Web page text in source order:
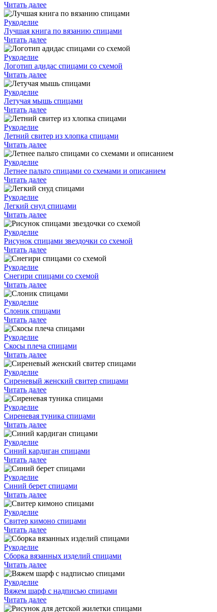
Читать далее
Рукоделие
Лучшая книга по вязанию спицами
Читать далее
Рукоделие
Логотип адидас спицами со схемой
Читать далее
Рукоделие
Летучая мышь спицами
Читать далее
Рукоделие
Летний свитер из хлопка спицами
Читать далее
Рукоделие
Летнее пальто спицами со схемами и описанием
Читать далее
Рукоделие
Легкий снуд спицами
Читать далее
Рукоделие
Рисунок спицами звездочки со схемой
Читать далее
Рукоделие
Снегири спицами со схемой
Читать далее
Рукоделие
Слоник спицами
Читать далее
Рукоделие
Скосы плеча спицами
Читать далее
Рукоделие
Сиреневый женский свитер спицами
Читать далее
Рукоделие
Сиреневая туника спицами
Читать далее
Рукоделие
Синий кардиган спицами
Читать далее
Рукоделие
Синий берет спицами
Читать далее
Рукоделие
Свитер кимоно спицами
Читать далее
Рукоделие
Сборка вязанных изделий спицами
Читать далее
Рукоделие
Вяжем шарф с надписью спицами
Читать далее